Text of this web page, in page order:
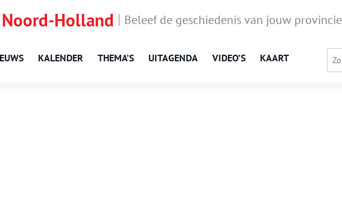
Holland Beleef de geschiedenis van jouw provincie
KALENDER THEMA’S UITAGENDA VIDEO’S KAART